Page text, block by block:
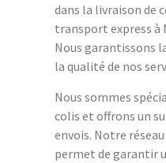
dans la livraison de
transport express à
Nous garantissons
la qualité de nos
Nous sommes
colis et offrons un
envois. Notre
permet de garantir